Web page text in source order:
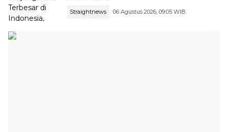
Straightnews 06 Agustus 2026, 09:05 WIB